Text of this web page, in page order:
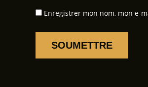
Enregistrer mon nom, mon e-